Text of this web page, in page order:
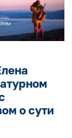
о сути